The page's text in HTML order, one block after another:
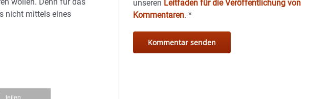
nicht mittels eines
teilen
unseren Leitfaden für die Veröffentlichung von
Kommentaren.*